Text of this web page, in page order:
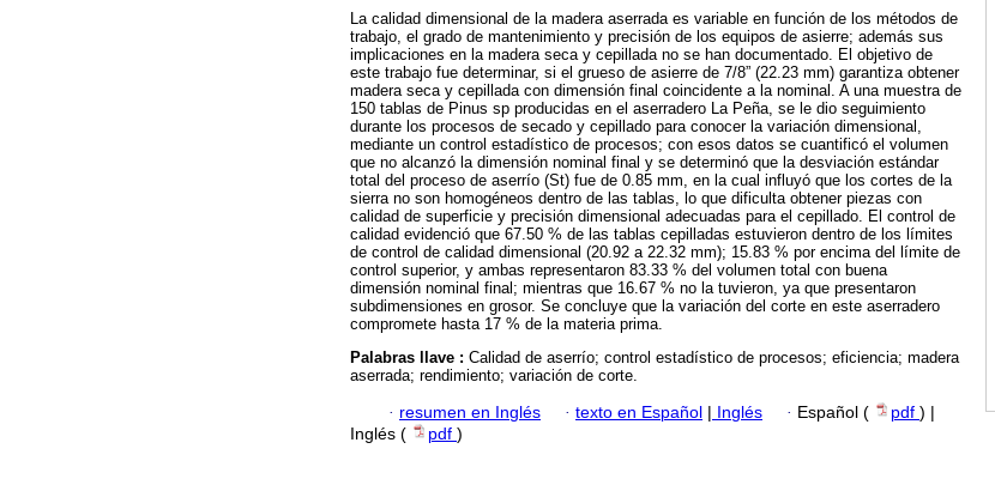
La calidad dimensional de la madera aserrada es variable en función de los métodos de
trabajo, el grado de mantenimiento y precisión de los equipos de asierre; además sus
implicaciones en la madera seca y cepillada no se han documentado. El objetivo de
este trabajo fue determinar, si el grueso de asierre de 7/8” (22.23 mm) garantiza obtener
madera seca y cepillada con dimensión final coincidente a la nominal. A una muestra de
150 tablas de Pinus sp producidas en el aserradero La Peña, se le dio seguimiento
durante los procesos de secado y cepillado para conocer la variación dimensional,
mediante un control estadístico de procesos; con esos datos se cuantificó el volumen
que no alcanzó la dimensión nominal final y se determinó que la desviación estándar
total del proceso de aserrío (St) fue de 0.85 mm, en la cual influyó que los cortes de la
sierra no son homogéneos dentro de las tablas, lo que dificulta obtener piezas con
calidad de superficie y precisión dimensional adecuadas para el cepillado. El control de
calidad evidenció que 67.50 % de las tablas cepilladas estuvieron dentro de los límites
de control de calidad dimensional (20.92 a 22.32 mm); 15.83 % por encima del límite de
control superior, y ambas representaron 83.33 % del volumen total con buena
dimensión nominal final; mientras que 16.67 % no la tuvieron, ya que presentaron
subdimensiones en grosor. Se concluye que la variación del corte en este aserradero
compromete hasta 17 % de la materia prima.
Palabras llave : Calidad de aserrío; control estadístico de procesos; eficiencia; madera
aserrada; rendimiento; variación de corte.
· resumen en Inglés · texto en Español | Inglés · Español ( pdf ) |
Inglés (
pdf )